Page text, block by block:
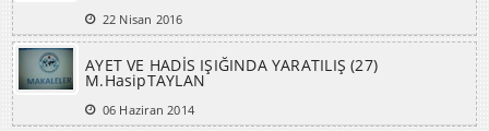
AYET VE HADİS IŞIĞINDA YARATILIŞ (27)
M.HasipTAYLAN